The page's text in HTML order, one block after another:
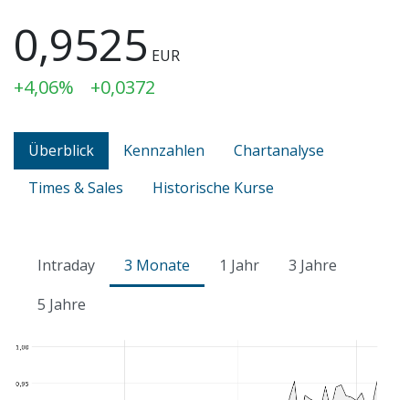
0,9525 EUR
+4,06% +0,0372
Überblick Kennzahlen
Chartanalyse
Times & Sales
Historische Kurse
Intraday 3 Monate 1 Jahr
3 Jahre
5 Jahre